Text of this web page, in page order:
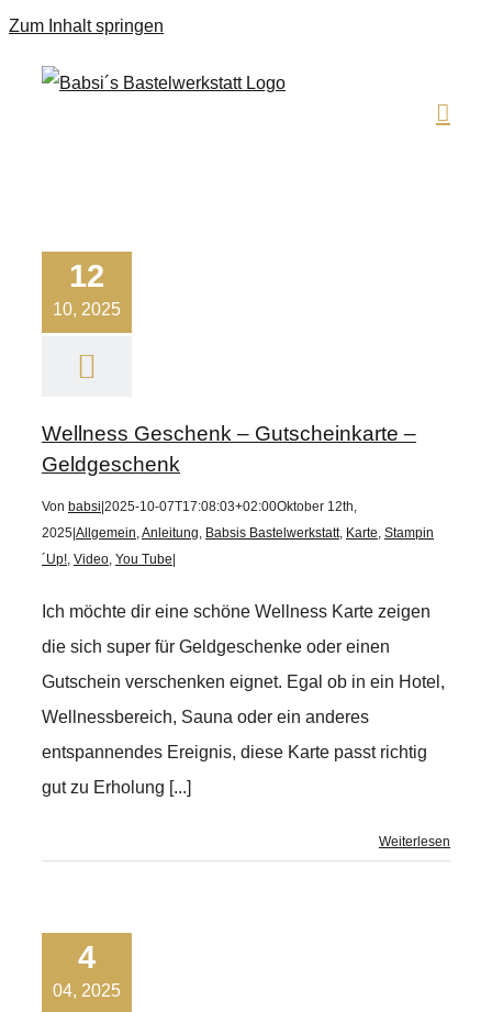
Zum Inhalt springen
12
10, 2025
Wellness Geschenk – Gutscheinkarte –
Geldgeschenk
Von babsi 2025-10-07T17:08:03+02:00Oktober 12th,
2025 Allgemein,Anleitung, Babsis Bastelwerkstatt, Karte, Stampin
´Up!, Video, You Tube
Ich möchte dir eine schöne Wellness Karte zeigen
die sich super für Geldgeschenke oder einen
Gutschein verschenken eignet. Egal ob in ein Hotel,
Wellnessbereich, Sauna oder ein anderes
entspannendes Ereignis, diese Karte passt richtig
gut zu Erholung [...]
Weiterlesen
4
04, 2025